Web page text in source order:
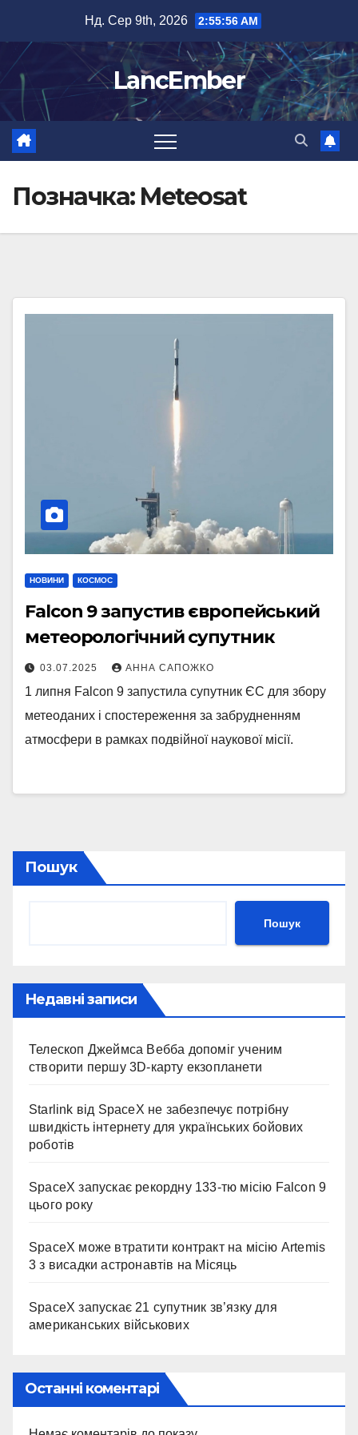
вмісту
Нд. Сер 9th, 2026 2:55:57 AM
LancEmber
Позначка: Meteosat
НОВИНИ КОСМОС
Falcon 9 запустив європейський
метеорологічний супутник
03.07.2025 АННА САПОЖКО
1 липня Falcon 9 запустила супутник ЄС для збору
метеоданих і спостереження за забрудненням
атмосфери в рамках подвійної наукової місії.
Пошук
Пошук
Недавні записи
Телескоп Джеймса Вебба допоміг ученим
створити першу 3D-карту екзопланети
Starlink від SpaceX не забезпечує потрібну
швидкість інтернету для українських бойових
роботів
SpaceX запускає рекордну 133-тю місію Falcon 9
цього року
SpaceX може втратити контракт на місію Artemis
3 з висадки астронавтів на Місяць
SpaceX запускає 21 супутник зв’язку для
американських військових
Останні коментарі